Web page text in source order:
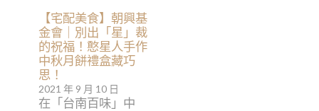
【宅配美食】朝興基
金會｜別出「星」裁
的祝福！憨星人手作
中秋月餅禮盒藏巧
思！
2021 年 9 月 10 日
在「台南百味」中